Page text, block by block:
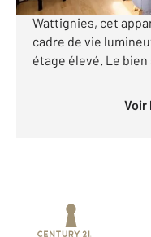
et cave Situé dans
Wattignies, cet
cadre de vie
étage élevé. Le bien